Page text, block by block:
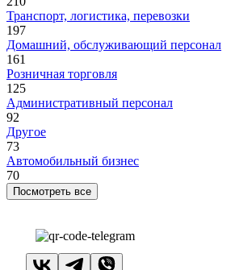
Транспорт, логистика, перевозки
197
Домашний, обслуживающий персонал
161
Розничная торговля
125
Административный персонал
92
Другое
73
Автомобильный бизнес
70
Посмотреть все